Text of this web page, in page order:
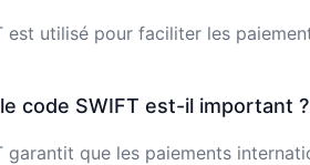
est utilisé pour faciliter les
code SWIFT est-il important ?
garantit que les paiements